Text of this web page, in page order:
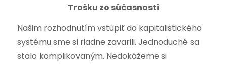
Trošku zo súčasnosti
Našim rozhodnutím vstúpiť do kapitalistického
systému sme si riadne zavarili. Jednoduché sa
stalo komplikovaným. Nedokážeme si